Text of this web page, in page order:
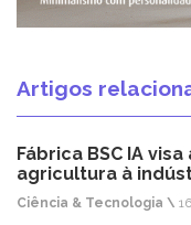
Artigos
Fábrica BSC IA
agricultura à
Ciência & Tecnologia \